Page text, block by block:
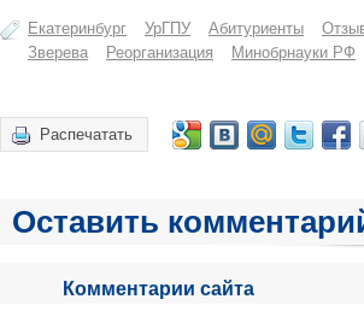
Екатеринбург УрГПУ Абитуриенты
Зверева
Реорганизация Минобрнауки РФ
Распечатать
Оставить
Комментарии сайта